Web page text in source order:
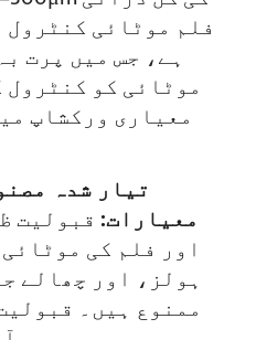
فلم موٹائی
ہے، جس میں پرت
موٹائی کو
معیاری ورکشاپ
تیار شدہ
معیارات: قبولیت
اور فلم کی
ہولز، اور چھالے
ممنوع ہیں۔